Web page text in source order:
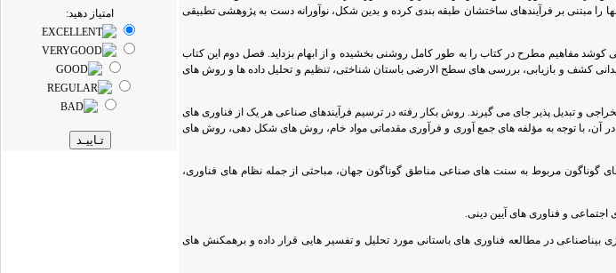
را مبتنی بر فرآیندهای ساختشان طبقه بندی کرده و بدین شکل، نوآورانه دست به پژوهشی تطبیقی
مفاهیم مطرح در کتاب را به طور کامل روشنی بخشیده و از ابهام بزداید. فصل دوم این کتاب
کشف و بازیابی، بررسی های سطح الارضی باستان شناختی، تنظیم و تحلیل داده ها و روش های
و تبدیل پذیر جای می گیرند. روش بکار رفته در ترسیم فرآیندهای صناعی هر یک از فناوری های
آن، با توجه به مؤلفه های جمع آوری و فرآوری مقدماتی مواد خام، روش های شکل دهی، روش های
گوناگون مربوط به سنت های صناعی مناطق گوناگون جهان، مباحثی از جمله نظام های فناوری،
و فناوری های آیین دینی.
در مطالعه فناوری های باستانی مورد تحلیل و تفسیر هایی قرار داده و برهمکنش های
امتیاز دهید: